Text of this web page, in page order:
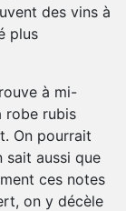
des vins à
plus
à mi-
robe rubis
On pourrait
sait aussi que
ces notes
on y décèle